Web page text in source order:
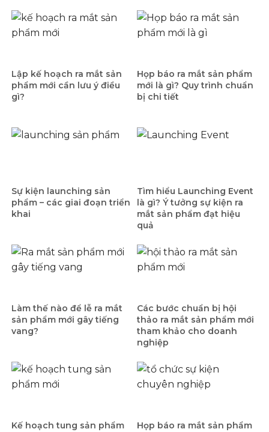
Lập kế hoạch ra mắt sản
phẩm mới cần lưu ý điều
gì?
Họp báo ra mắt sản phẩm
mới là gì? Quy trình chuẩn
bị chi tiết
Sự kiện launching sản
phẩm – các giai đoạn triển
khai
Tìm hiểu Launching Event
là gì? Ý tưởng sự kiện ra
mắt sản phẩm đạt hiệu
quả
Làm thế nào để lễ ra mắt
sản phẩm mới gây tiếng
vang?
Các bước chuẩn bị hội
thảo ra mắt sản phẩm mới
tham khảo cho doanh
nghiệp
Kế hoạch tung sản phẩm
Họp báo ra mắt sản phẩm